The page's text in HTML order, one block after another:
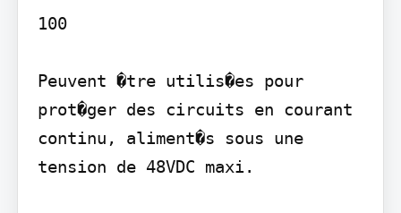
100
Peuvent �tre utilis�es pour
prot�ger des circuits en courant
continu, aliment�s sous une
tension de 48VDC maxi.